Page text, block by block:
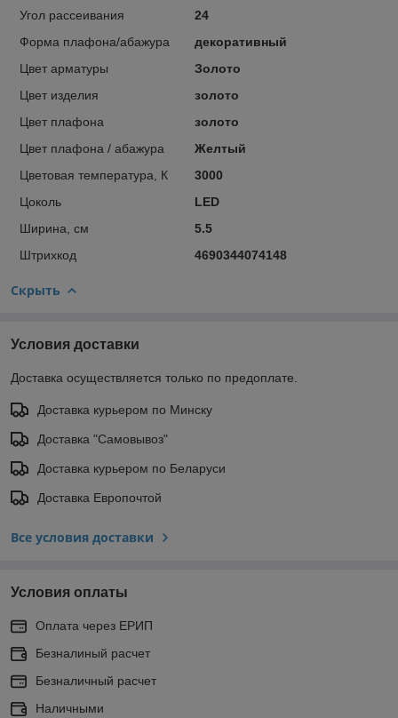
Угол рассеивания
24
Форма плафона/абажура
декоративный
Цвет арматуры
Золото
Цвет изделия
золото
Цвет плафона
золото
Цвет плафона / абажура
Желтый
Цветовая температура, К
3000
Цоколь
LED
Ширина, см
5.5
Штрихкод
4690344074148
Скрыть
Условия доставки
Доставка осуществляется только по предоплате.
Доставка курьером по Минску
Доставка "Самовывоз"
Доставка курьером по Беларуси
Доставка Европочтой
Все условия доставки
Условия оплаты
Оплата через ЕРИП
Безналиный расчет
Безналичный расчет
Наличными